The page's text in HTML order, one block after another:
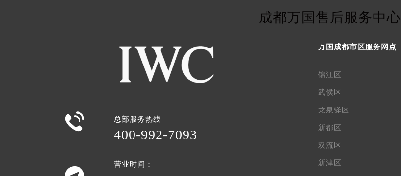
成都万国售后服务中心
 总部服务热线
400-992-7093
营业时间：
万国成都市区服务网点
锦江区
武侯区
龙泉驿区
新都区
双流区
新津区